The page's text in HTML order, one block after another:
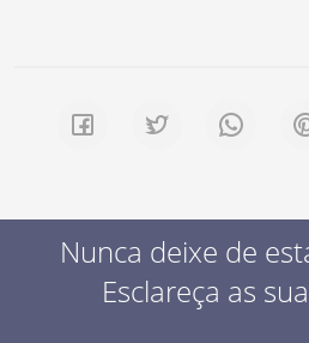
Nunca deixe de
Esclareça as